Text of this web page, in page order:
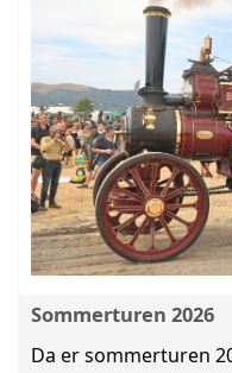
Sommerturen 2026
Da er sommerturen